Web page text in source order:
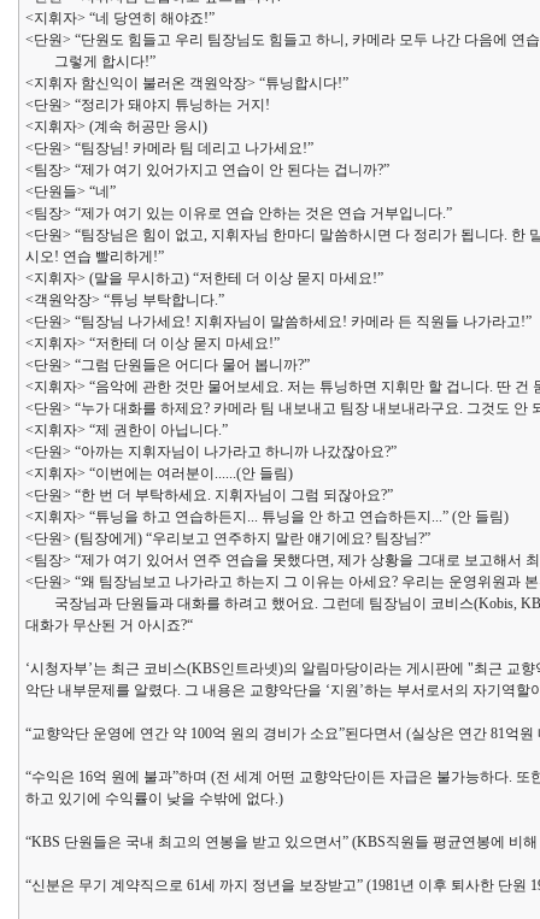
<지휘자> “네 당연히 해야죠!”
<단원> “단원도 힘들고 우리 팀장님도 힘들고 하니, 카메라 모두 나간 다음에 연
그렇게 합시다!”
<지휘자 함신익이 불러온 객원악장> “튜닝합시다!”
<단원> “정리가 돼야지 튜닝하는 거지!
<지휘자> (계속 허공만 응시)
<단원> “팀장님! 카메라 팀 데리고 나가세요!”
<팀장> “제가 여기 있어가지고 연습이 안 된다는 겁니까?”
<단원들> “네”
<팀장> “제가 여기 있는 이유로 연습 안하는 것은 연습 거부입니다.”
<단원> “팀장님은 힘이 없고, 지휘자님 한마디 말씀하시면 다 정리가 됩니다.
시오! 연습 빨리하게!”
<지휘자> (말을 무시하고) “저한테 더 이상 묻지 마세요!”
<객원악장> “튜닝 부탁합니다.”
<단원> “팀장님 나가세요! 지휘자님이 말씀하세요! 카메라 든 직원들 나가라고!”
<지휘자> “저한테 더 이상 묻지 마세요!”
<단원> “그럼 단원들은 어디다 물어 봅니까?”
<지휘자> “음악에 관한 것만 물어보세요. 저는 튜닝하면 지휘만 할 겁니다. 딴
<단원> “누가 대화를 하제요? 카메라 팀 내보내고 팀장 내보내라구요. 그것도 안
<지휘자> “제 권한이 아닙니다.”
<단원> “아까는 지휘자님이 나가라고 하니까 나갔잖아요?”
<지휘자> “이번에는 여러분이......(안 들림)
<단원> “한 번 더 부탁하세요. 지휘자님이 그럼 되잖아요?”
<지휘자> “튜닝을 하고 연습하든지... 튜닝을 안 하고 연습하든지...” (안 들림)
<단원> (팀장에게) “우리보고 연주하지 말란 얘기에요? 팀장님?”
<팀장> “제가 여기 있어서 연주 연습을 못했다면, 제가 상황을 그대로 보고해서
<단원> “왜 팀장님보고 나가라고 하는지 그 이유는 아세요? 우리는 운영위원과
국장님과 단원들과 대화를 하려고 했어요. 그런데 팀장님이 코비스(Kobis,
대화가 무산된 거 아시죠?“
‘시청자부’는 최근 코비스(KBS인트라넷)의 알림마당이라는 게시판에 "최근 교
악단 내부문제를 알렸다. 그 내용은 교향악단을 ‘지원’하는 부서로서의 자기역
“교향악단 운영에 연간 약 100억 원의 경비가 소요”된다면서 (실상은 연간 81억
“수익은 16억 원에 불과”하며 (전 세계 어떤 교향악단이든 자급은 불가능하다.
하고 있기에 수익률이 낮을 수밖에 없다.)
“KBS 단원들은 국내 최고의 연봉을 받고 있으면서” (KBS직원들 평균연봉에 비해
“신분은 무기 계약직으로 61세 까지 정년을 보장받고” (1981년 이후 퇴사한 단원